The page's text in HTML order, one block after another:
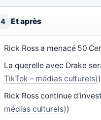
4 Et après
Rick Ross a menacé 50
La querelle avec Drake
TikTok – médias culturels))
Rick Ross continue
médias culturels))